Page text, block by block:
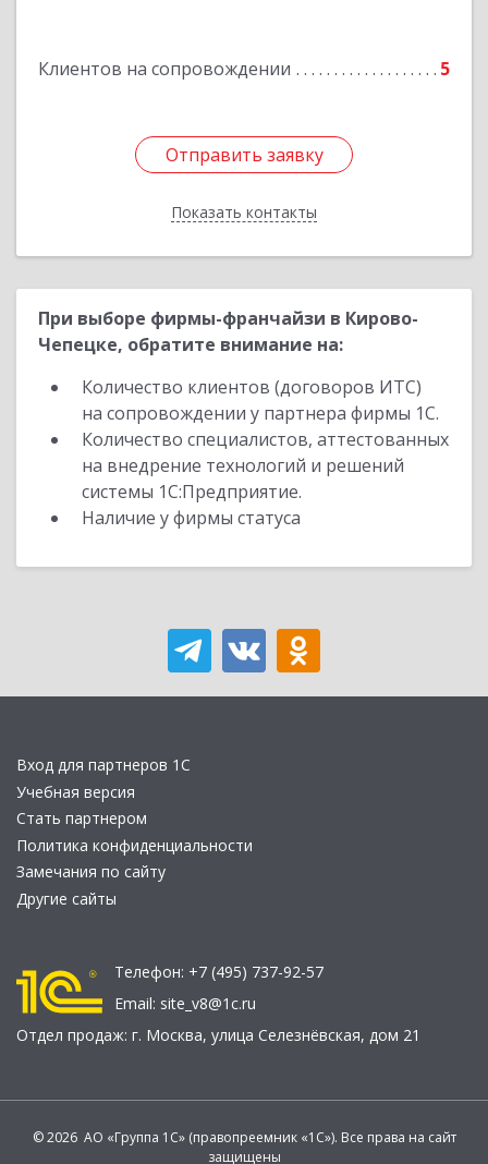
Клиентов на сопровождении 5
Отправить заявку
Показать контакты
Отправить заявку
Назад
При выборе фирмы-франчайзи в Кирово-
Чепецке, обратите внимание на:
Количество клиентов (договоров ИТС)
на сопровождении у партнера фирмы 1С.
Количество специалистов, аттестованных
на внедрение технологий и решений
системы 1С:Предприятие.
Наличие у фирмы статуса
Вход для партнеров 1С
Учебная версия
Стать партнером
Политика конфиденциальности
Замечания по сайту
Другие сайты
Телефон: +7 (495) 737-92-57
Email: site_v8@1c.ru
Отдел продаж: г. Москва, улица Селезнёвская, дом 21
© 2026 АО «Группа 1С» (правопреемник «1С»). Все права на сайт
защищены